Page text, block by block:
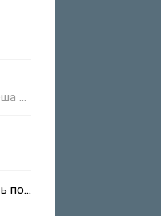
Ты заставлял меня сосать полная